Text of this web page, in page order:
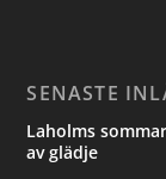
SENASTE
Laholms
av glädje